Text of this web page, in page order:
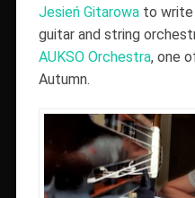
Jesień Gitarowato write
guitar and string
AUKSO Orchestra, one
Autumn.